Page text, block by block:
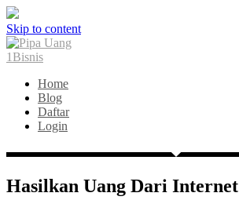
Skip to content
Home
Blog
Daftar
Login
Hasilkan Uang Dari Internet